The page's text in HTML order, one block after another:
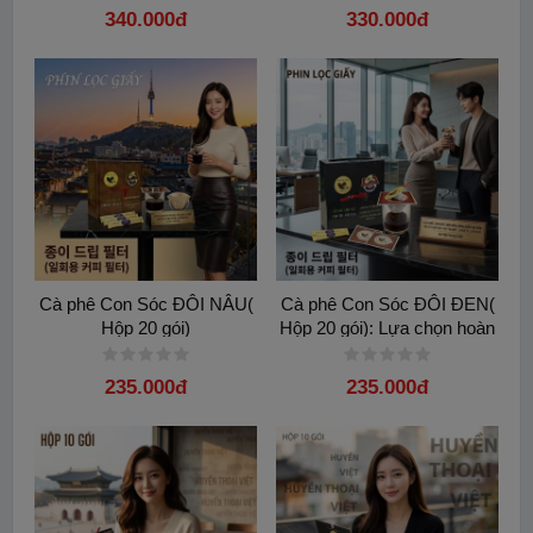
-Liên hệ 0949 931 399 để cảm nhận sự khác biệt rõ rệt trong
từng ngụm cà phê thanh mát.. ☀️
340.000đ 330.000đ
Cà phê Con Sóc ĐÔI NÂU(
Hộp 20 gói)
235.000đ
Cà phê Con Sóc ĐÔI ĐEN(
Hộp 20 gói): Lựa chọn hoàn
235.000đ